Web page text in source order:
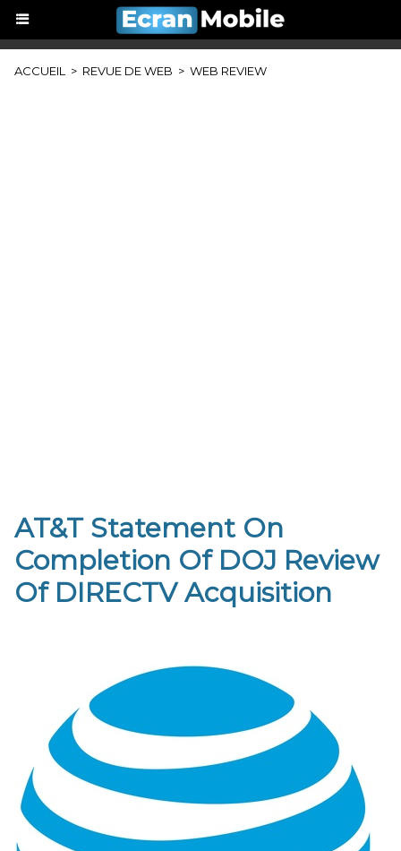
ACCUEIL > REVUE DE WEB > WEB REVIEW
AT&T Statement On
Completion Of DOJ Review
Of DIRECTV Acquisition